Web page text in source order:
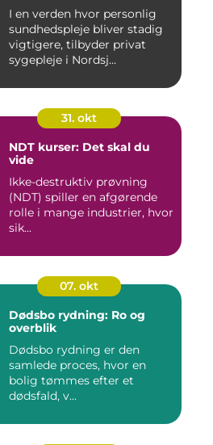
I en verden hvor personlig
sundhedspleje bliver stadig
vigtigere, tilbyder privat
sygepleje i Nordsj...
31. okt
NDT kurser: Det skal du
vide
Ikke-destruktiv prøvning
(NDT) spiller en afgørende
rolle i mange industrier, hvor
sik...
07. okt
Dødsbo rydning: Ro og
overblik
Dødsbo rydning er den
samlede proces, hvor en
bolig tømmes efter et
dødsfald, v...